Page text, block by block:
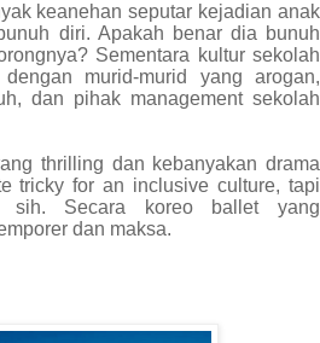
keanehan seputar kejadian anak
diri. Apakah benar dia bunuh
Sementara kultur sekolah
murid-murid yang arogan,
dan pihak management sekolah
thrilling dan kebanyakan drama
tricky for an inclusive culture, tapi
sih. Secara koreo ballet yang
dan maksa.